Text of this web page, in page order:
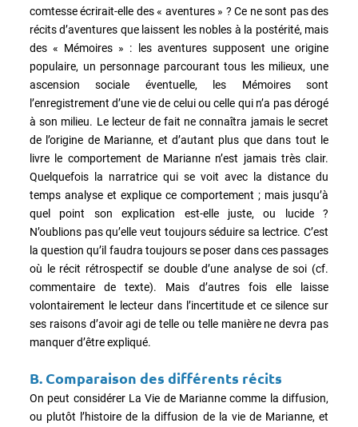
comtesse écrirait-elle des « aventures » ? Ce ne sont pas des
récits d’aventures que laissent les nobles à la postérité, mais
des « Mémoires » : les aventures supposent une origine
populaire, un personnage parcourant tous les milieux, une
ascension sociale éventuelle, les Mémoires sont
l’enregistrement d’une vie de celui ou celle qui n’a pas dérogé
à son milieu. Le lecteur de fait ne connaîtra jamais le secret
de l’origine de Marianne, et d’autant plus que dans tout le
livre le comportement de Marianne n’est jamais très clair.
Quelquefois la narratrice qui se voit avec la distance du
temps analyse et explique ce comportement ; mais jusqu’à
quel point son explication est-elle juste, ou lucide ?
N’oublions pas qu’elle veut toujours séduire sa lectrice. C’est
la question qu’il faudra toujours se poser dans ces passages
où le récit rétrospectif se double d’une analyse de soi (cf.
commentaire de texte). Mais d’autres fois elle laisse
volontairement le lecteur dans l’incertitude et ce silence sur
ses raisons d’avoir agi de telle ou telle manière ne devra pas
manquer d’être expliqué.
B. Comparaison des différents récits
On peut considérer La Vie de Marianne comme la diffusion,
ou plutôt l’histoire de la diffusion de la vie de Marianne, et